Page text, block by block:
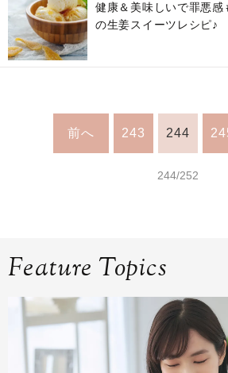
健康＆美味しいで罪悪感
の生姜スイーツレシピ♪
前へ 243 244
244/252
Feature Topics